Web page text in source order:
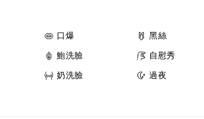
口爆 黑絲
鮑洗臉 自慰秀
奶洗臉 過夜